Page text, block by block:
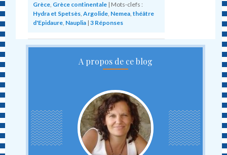
Grèce, Grèce continentale | Mots-clefs :
Hydra et Spetsès,Argolide, Nemea,théâtre
d'Epidaure, Nauplia |3 Réponses
A propos de ce blog